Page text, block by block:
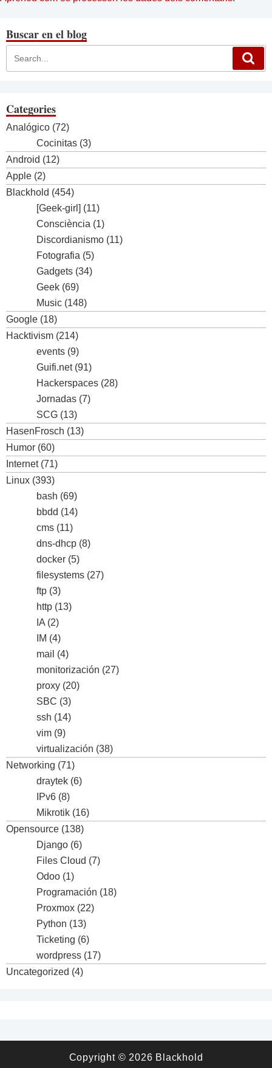
Buscar en el blog
Categories
Analógico (72)
Cocinitas (3)
Android (12)
Apple (2)
Blackhold (454)
[Geek-girl] (11)
Consciència (1)
Discordianismo (11)
Fotografia (5)
Gadgets (34)
Geek (69)
Music (148)
Google (18)
Hacktivism (214)
events (9)
Guifi.net(91)
Hackerspaces (28)
Jornadas (7)
SCG (13)
HasenFrosch (13)
Humor (60)
Internet(71)
Linux (393)
bash (69)
bbdd (14)
cms (11)
dns-dhcp (8)
docker (5)
filesystems (27)
ftp (3)
http (13)
IA (2)
IM (4)
mail (4)
monitorización (27)
proxy (20)
SBC (3)
ssh (14)
vim (9)
virtualización (38)
Networking (71)
draytek (6)
IPv6 (8)
Mikrotik (16)
Opensource (138)
Django (6)
Files Cloud (7)
Odoo (1)
Programación (18)
Proxmox (22)
Python (13)
Ticketing (6)
wordpress (17)
Uncategorized (4)
Copyright © 2026 Blackhold